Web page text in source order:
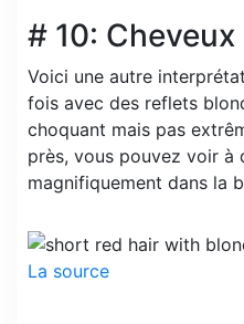
# 10: Cheveux
Voici une autre
fois avec des reflets
choquant mais pas
près, vous pouvez voir à
magnifiquement dans la
La source